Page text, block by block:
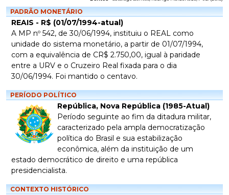
PADRÃO MONETÁRIO
REAIS - R$ (01/07/1994-atual)
A MP nº 542, de 30/06/1994, instituiu o REAL como
unidade do sistema monetário, a partir de 01/07/1994,
com a equivalência de CR$ 2.750,00, igual à paridade
entre a URV e o Cruzeiro Real fixada para o dia
30/06/1994. Foi mantido o centavo.
PERÍODO POLÍTICO
República, Nova República (1985-Atual)
Período seguinte ao fim da ditadura militar,
caracterizado pela ampla democratização
política do Brasil e sua estabilização
econômica, além da instituição de um
estado democrático de direito e uma república
presidencialista.
CONTEXTO HISTÓRICO